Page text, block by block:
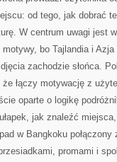
od tego, jak dobrać
W centrum uwagi jest
bo Tajlandia i
zachodzie słońca.
łączy motywację z
oparte o logikę
jak znaleźć
w Bangkoku
promami i